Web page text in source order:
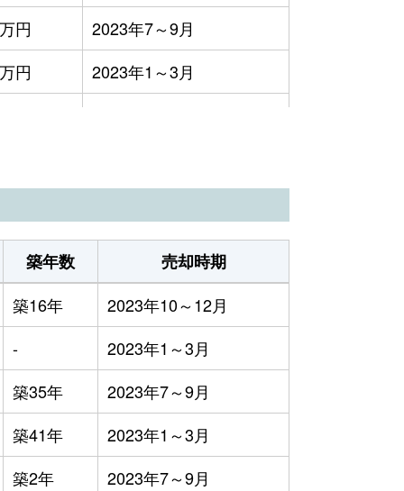
円
2023年7～9月
円
2023年1～3月
円
2023年4～6月
円
2023年4～6月
円
2023年1～3月
円
2023年1～3月
円
2023年1～3月
円 2023年1～3月
築年数
売却時期
築16年
2023年10～12月
-
2023年1～3月
築35年
2023年7～9月
築41年
2023年1～3月
築2年 2023年7～9月